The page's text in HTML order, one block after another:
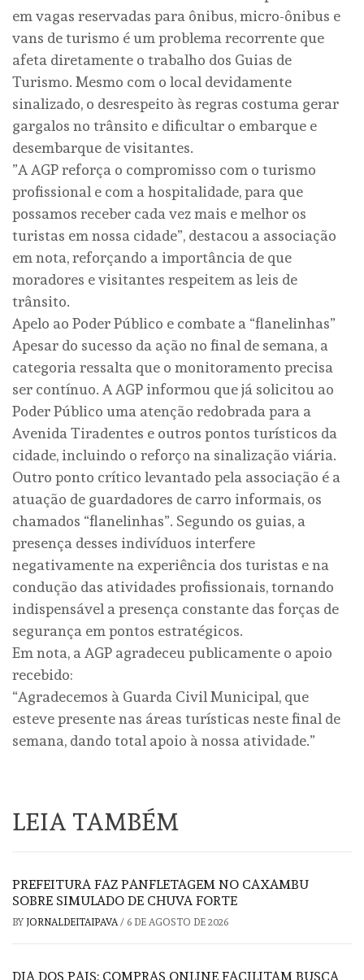
em vagas reservadas para ônibus, micro-ônibus e
vans de turismo é um problema recorrente que
afeta diretamente o trabalho dos Guias de
Turismo. Mesmo com o local devidamente
sinalizado, o desrespeito às regras costuma gerar
gargalos no trânsito e dificultar o embarque e
desembarque de visitantes.
​”A AGP reforça o compromisso com o turismo
profissional e com a hospitalidade, para que
possamos receber cada vez mais e melhor os
turistas em nossa cidade”, destacou a associação
em nota, reforçando a importância de que
moradores e visitantes respeitem as leis de
trânsito.
​Apelo ao Poder Público e combate a “flanelinhas”
​Apesar do sucesso da ação no final de semana, a
categoria ressalta que o monitoramento precisa
ser contínuo. A AGP informou que já solicitou ao
Poder Público uma atenção redobrada para a
Avenida Tiradentes e outros pontos turísticos da
cidade, incluindo o reforço na sinalização viária.
​Outro ponto crítico levantado pela associação é a
atuação de guardadores de carro informais, os
chamados “flanelinhas”. Segundo os guias, a
presença desses indivíduos interfere
negativamente na experiência dos turistas e na
condução das atividades profissionais, tornando
indispensável a presença constante das forças de
segurança em pontos estratégicos.
​Em nota, a AGP agradeceu publicamente o apoio
recebido:
​“Agradecemos à Guarda Civil Municipal, que
esteve presente nas áreas turísticas neste final de
semana, dando total apoio à nossa atividade.”
LEIA TAMBÉM
PREFEITURA FAZ PANFLETAGEM NO CAXAMBU
SOBRE SIMULADO DE CHUVA FORTE
BY JORNALDEITAIPAVA/ 6 DE AGOSTO DE 2026
DIA DOS PAIS: COMPRAS ONLINE FACILITAM BUSCA